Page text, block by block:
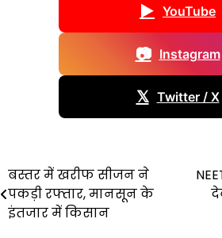
▶ YouTube
📷 Instagram
𝕏 Twitter / X
Post
navigation
बस्तर में खरीफ सीजन ने
पकड़ी रफ्तार, मानसून के
इंतजार में किसान